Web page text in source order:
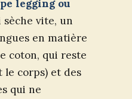
legging ou
sèche vite, un
en matière
coton, qui reste
corps) et des
qui ne